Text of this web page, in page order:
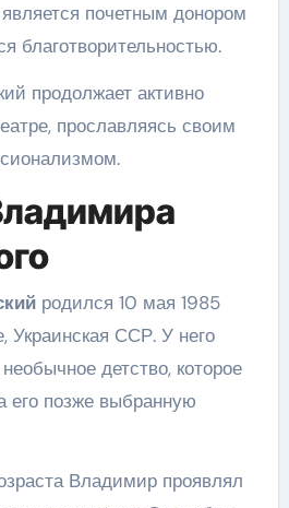
почетным донором
благотворительностью.
продолжает активно
прославляясь своим
родился 10 мая 1985
Украинская ССР. У него
детство, которое
его позже выбранную
Владимир проявлял